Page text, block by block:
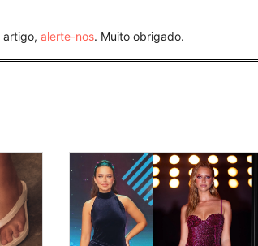
artigo,alerte-nos. Muito obrigado.